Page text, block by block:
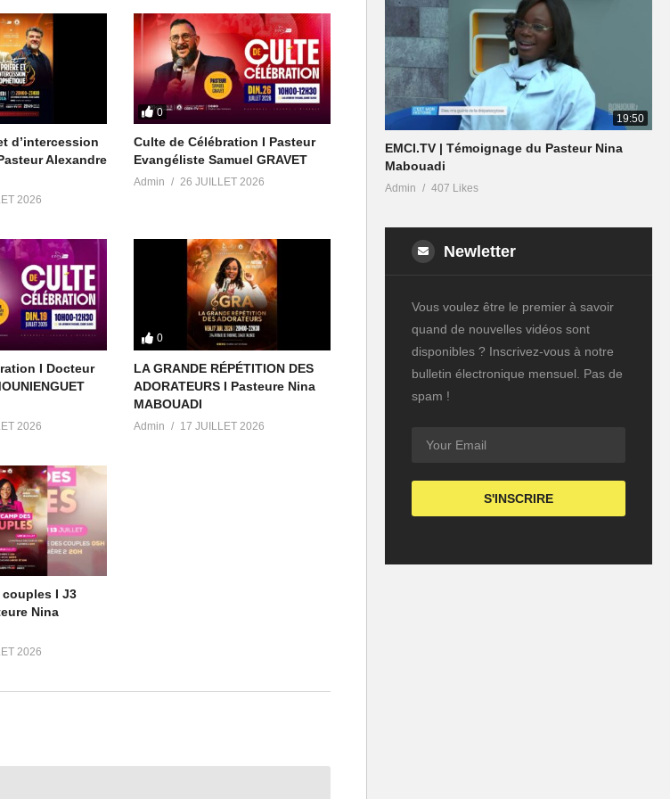
Makinou
d’intercession
Alexandre
2026
0
Culte de Célébration I Pasteur
Evangéliste Samuel GRAVET
Admin 26 JUILLET 2026
I Docteur
2026
0
LA GRANDE RÉPÉTITION DES
ADORATEURS I Pasteure Nina
MABOUADI
Admin 17 JUILLET 2026
I J3
Nina
2026
19:50
EMCI.TV | Témoignage du Pasteur Nina
Mabouadi
Admin 407 Likes
Newletter
Vous voulez être le premier à savoir
quand de nouvelles vidéos sont
disponibles ? Inscrivez-vous à notre
bulletin électronique mensuel. Pas de
spam !